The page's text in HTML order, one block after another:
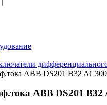
ABB DS201 B32
ABB DS201 B32